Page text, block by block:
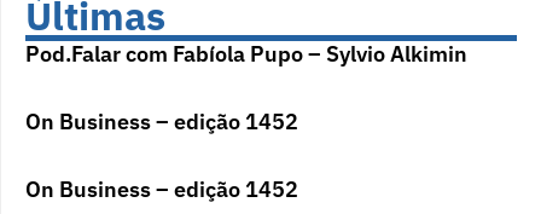
Últimas
Pod.Falar com Fabíola Pupo – Sylvio Alkimin
On Business – edição 1452
On Business – edição 1452